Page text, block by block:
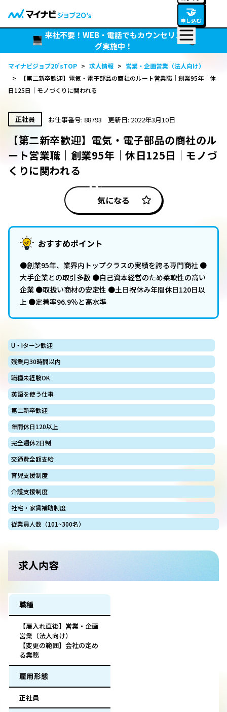
🤝
申し込む
来社不要！WEB・電話でもカウンセリン
グ実施中！
マイナビジョブ20’sTOP > 求人情報 > 営業・企画営業（法人向け）
>
【第二新卒歓迎】電気・電子部品の商社のルート営業職｜創業95年｜休
日125日｜モノづくりに関われる
正社員 お仕事番号: 88793 更新日: 2022年3月10日
【第二新卒歓迎】電気・電子部品の商社のル
ート営業職｜創業95年｜休日125日｜モノづ
くりに関われる
気になる
おすすめポイント
●創業95年、業界内トップクラスの実績を誇る専門商社 ●
大手企業との取引多数 ●自己資本経営のため柔軟性の高い
企業 ●取扱い商材の安定性 ●土日祝休み年間休日120日以
上 ●定着率96.9％と高水準
U・Iターン歓迎
残業月30時間以内
職種未経験OK
英語を使う仕事
第二新卒歓迎
年間休日120以上
完全週休2日制
交通費全額支給
育児支援制度
介護支援制度
社宅・家賃補助制度
従業員人数（101~300名）
求人内容
職種
【雇入れ直後】営業・企画
営業（法人向け）
【変更の範囲】会社の定め
る業務
雇用形態
正社員